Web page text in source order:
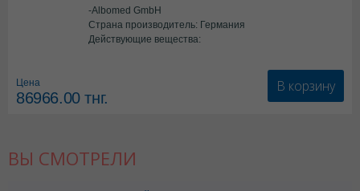
-Albomed GmbH
Страна производитель: Германия
Действующие вещества:
Цена
86966.00тнг.
В корзину
ВЫ СМОТРЕЛИ